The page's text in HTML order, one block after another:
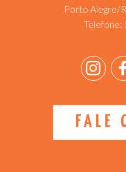
Porto Alegre/
Telefone:
FALE